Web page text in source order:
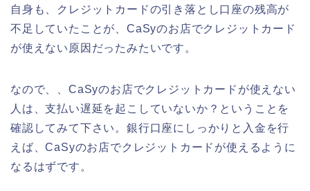
自身も、クレジットカードの引き落とし口座の残高が
不足していたことが、CaSyのお店でクレジットカード
が使えない原因だったみたいです。
なので、、CaSyのお店でクレジットカードが使えない
人は、支払い遅延を起こしていないか？ということを
確認してみて下さい。銀行口座にしっかりと入金を行
えば、CaSyのお店でクレジットカードが使えるように
なるはずです。